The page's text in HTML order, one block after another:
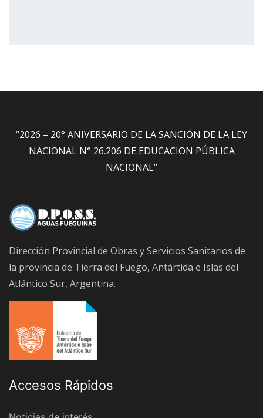
“2026 – 20° ANIVERSARIO DE LA SANCIÓN DE LA LEY
NACIONAL N° 26.206 DE EDUCACION PÚBLICA
NACIONAL”
Dirección Provincial de Obras y Servicios Sanitarios de
la provincia de Tierra del Fuego, Antártida e Islas del
Atlántico Sur, Argentina.
Accesos Rápidos